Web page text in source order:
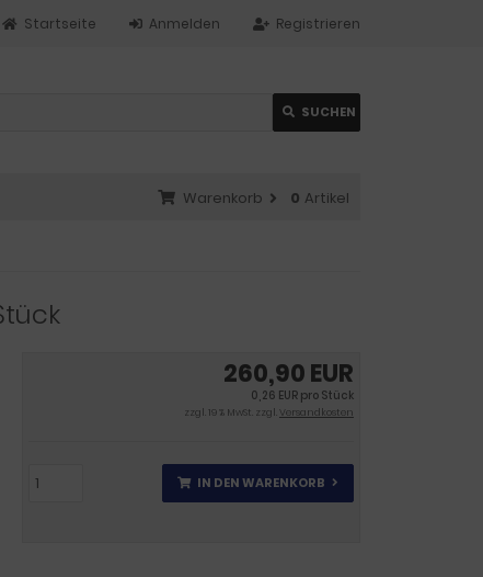
Registrieren
Anmelden
Startseite
SUCHEN
Warenkorb 0 Artikel
260,90 EUR
0,26 EUR pro Stück
zzgl. 19 % MwSt. zzgl.Versandkosten
IN DEN WARENKORB